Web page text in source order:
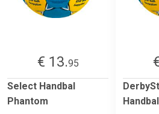
€ 13.95
Select Handbal
Phantom